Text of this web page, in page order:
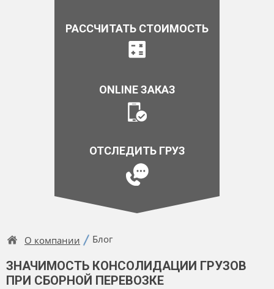
РАССЧИТАТЬ СТОИМОСТЬ
ONLINE ЗАКАЗ
ОТСЛЕДИТЬ ГРУЗ
О компании Блог
ЗНАЧИМОСТЬ КОНСОЛИДАЦИИ ГРУЗОВ
ПРИ СБОРНОЙ ПЕРЕВОЗКЕ